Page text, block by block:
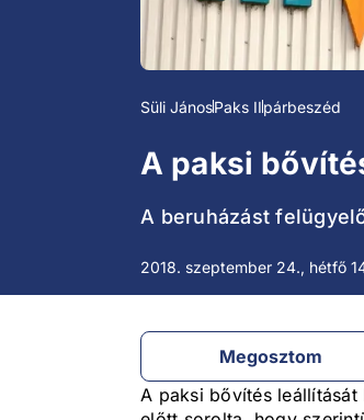
Süli JánosPaks IIpárbeszéd
A paksi
A beruházást
2018. szeptember 24., hétfő
Megosztom
A paksi bővítés